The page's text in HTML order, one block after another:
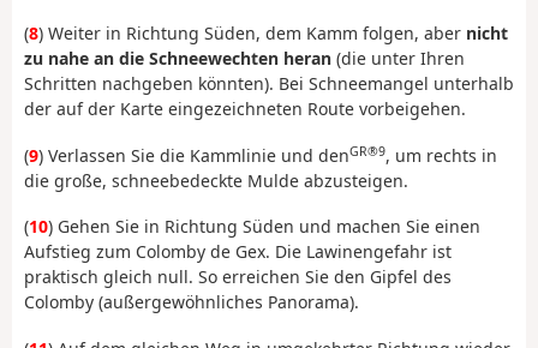
(8) Weiter in Richtung Süden, dem Kamm folgen, aber nicht
zu nahe an die Schneewechten heran (die unter Ihren
Schritten nachgeben könnten). Bei Schneemangel unterhalb
der auf der Karte eingezeichneten Route vorbeigehen.
(9) Verlassen Sie die Kammlinie und denGR®9, um rechts in
die große, schneebedeckte Mulde abzusteigen.
(10) Gehen Sie in Richtung Süden und machen Sie einen
Aufstieg zum Colomby de Gex. Die Lawinengefahr ist
praktisch gleich null. So erreichen Sie den Gipfel des
Colomby (außergewöhnliches Panorama).